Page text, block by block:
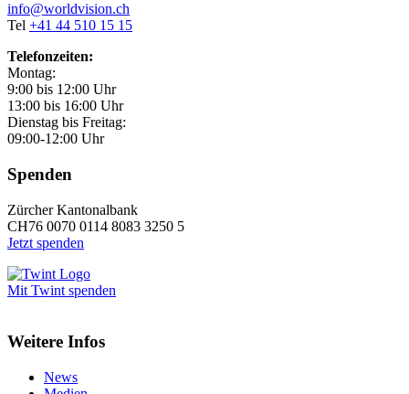
info@worldvision.ch
Tel +41 44 510 15 15
Telefonzeiten:
Montag:
9:00 bis 12:00 Uhr
13:00 bis 16:00 Uhr
Dienstag bis Freitag:
09:00-12:00 Uhr
Spenden
Zürcher Kantonalbank
CH76 0070 0114 8083 3250 5
Jetzt spenden
Mit Twint spenden
Weitere Infos
News